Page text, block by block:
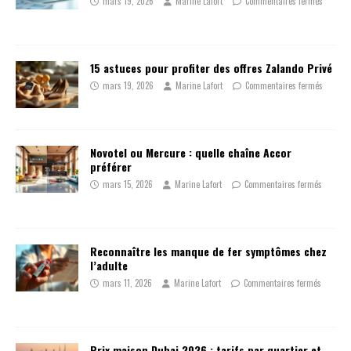
15 astuces pour profiter des offres Zalando Privé
mars 19, 2026 Marine Lafort Commentaires fermés
Novotel ou Mercure : quelle chaîne Accor
préférer
mars 15, 2026 Marine Lafort Commentaires fermés
Reconnaître les manque de fer symptômes chez
l’adulte
mars 11, 2026 Marine Lafort Commentaires fermés